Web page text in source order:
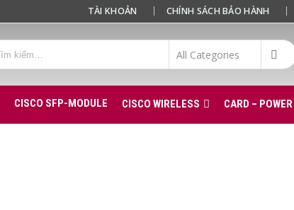
TÀI KHOẢN CHÍNH SÁCH BẢO HÀNH
CISCO SFP-MODULE CISCO WIRELESS CARD –